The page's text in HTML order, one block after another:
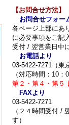
【お問合せ方法】
お問合せフォー
各ページ上部にあ
に必要事項をご記
受付 / 翌営業日中
お電話より
03-5422-7271（東
（対応時間：10：
第２・第４・第５
FAXより
03-5422-7271
（２４時間受付 /
す）